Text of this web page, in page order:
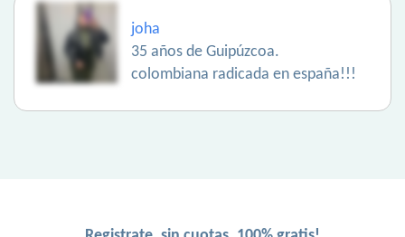
joha
35 años de Guipúzcoa.
colombiana radicada en españa!!!